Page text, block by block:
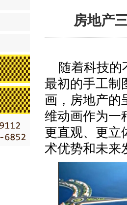
房地产
随着科技
最初的手工制
画，房地产的
维动画作为一
更直观、更立
术优势和未来